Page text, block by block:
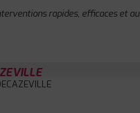
rapides, efficaces et au